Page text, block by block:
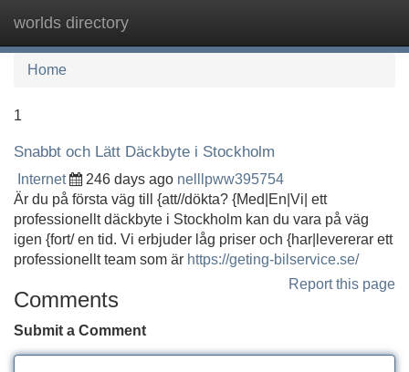
worlds directory
Home
1
Snabbt och Lätt Däckbyte i Stockholm
Internet 246 days ago nelllpww395754
Är du på första väg till {att//dökta? {Med|En|Vi| ett
professionellt däckbyte i Stockholm kan du vara på väg
igen {fort/ en tid. Vi erbjuder låg priser och {har|levererar ett
professionellt team som är https://geting-bilservice.se/
Report this page
Comments
Submit a Comment